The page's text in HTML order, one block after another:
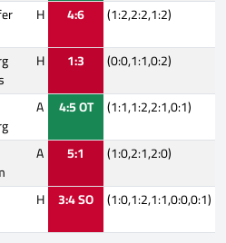
H 4:6
(1:2,2:2,1:2)
H 1:3
(0:0,1:1,0:2)
A 4:5 OT (1:1,1:2,2:1,0:1)
A 5:1
(1:0,2:1,2:0)
H 3:4 SO (1:0,1:2,1:1,0:0,0:1)